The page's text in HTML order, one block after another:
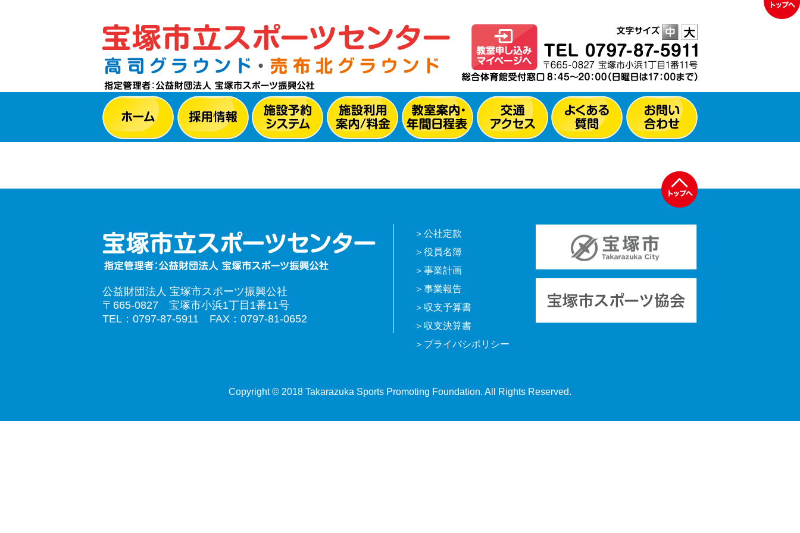
公益財団法人 宝塚市スポーツ振興公社
〒665-0827 宝塚市小浜1丁目1番11号
TEL：0797-87-5911 FAX：0797-81-0652
公社定款
役員名簿
事業計画
事業報告
収支予算書
収支決算書
プライバシポリシー
Copyright © 2018 Takarazuka Sports Promoting Foundation. All Rights Reserved.